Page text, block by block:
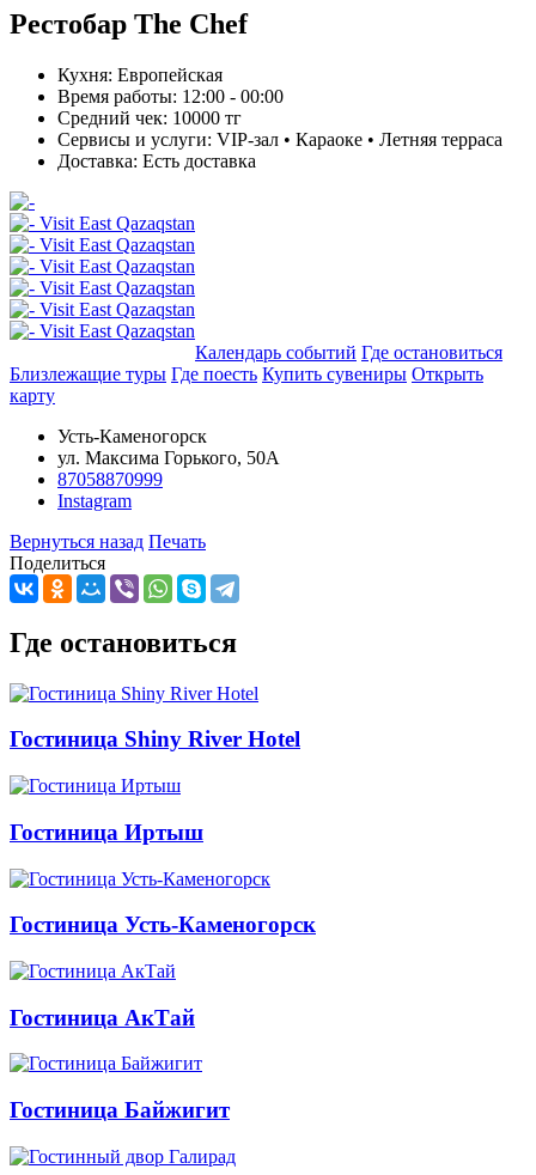
Рестобар The Chef
Кухня: Европейская
Время работы: 12:00 - 00:00
Средний чек: 10000 тг
Сервисы и услуги: VIP-зал • Караоке • Летняя терраса
Доставка: Есть доставка
Календарь событий Где остановиться
Близлежащие туры Где поесть Купить сувениры Открыть
карту
Усть-Каменогорск
ул. Максима Горького, 50А
87058870999
Instagram
Вернуться назад Печать
Поделиться
Где остановиться
Гостиница Shiny River Hotel
Гостиница Иртыш
Гостиница Усть-Каменогорск
Гостиница АкТай
Гостиница Байжигит